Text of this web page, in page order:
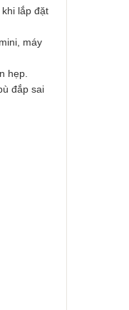
lắp đặt
máy
hẹp.
đắp sai